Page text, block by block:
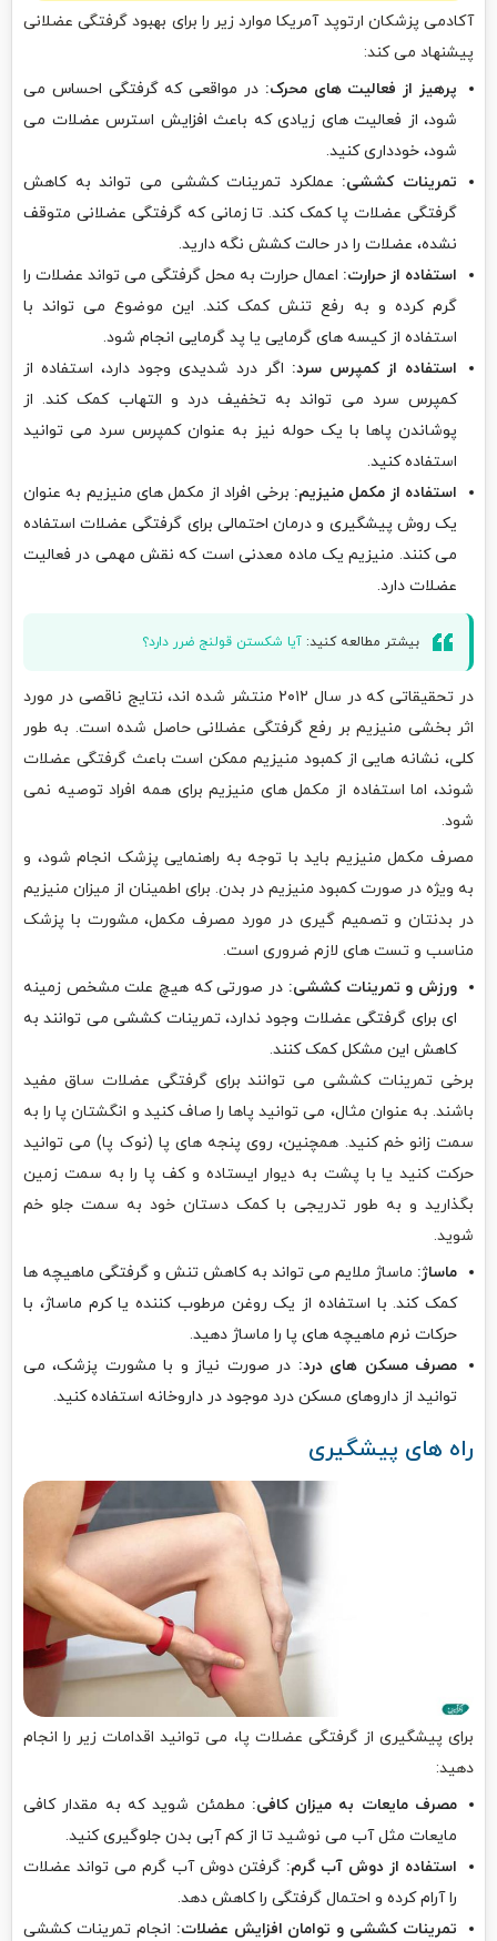
آکادمی پزشکان ارتوپد آمریکا موارد زیر را برای بهبود گرفتگی عضلانی
پیشنهاد می کند:
پرهیز از فعالیت های محرک: در مواقعی که گرفتگی احساس می
شود، از فعالیت های زیادی که باعث افزایش استرس عضلات می
شود، خودداری کنید.
تمرینات کششی: عملکرد تمرینات کششی می تواند به کاهش
گرفتگی عضلات پا کمک کند. تا زمانی که گرفتگی عضلانی متوقف
نشده، عضلات را در حالت کشش نگه دارید.
استفاده از حرارت: اعمال حرارت به محل گرفتگی می تواند عضلات را
گرم کرده و به رفع تنش کمک کند. این موضوع می تواند با
استفاده از کیسه های گرمایی یا پد گرمایی انجام شود.
استفاده از کمپرس سرد: اگر درد شدیدی وجود دارد، استفاده از
کمپرس سرد می تواند به تخفیف درد و التهاب کمک کند. از
پوشاندن پاها با یک حوله نیز به عنوان کمپرس سرد می توانید
استفاده کنید.
استفاده از مکمل منیزیم: برخی افراد از مکمل های منیزیم به عنوان
یک روش پیشگیری و درمان احتمالی برای گرفتگی عضلات استفاده
می کنند. منیزیم یک ماده معدنی است که نقش مهمی در فعالیت
عضلات دارد.
بیشتر مطالعه کنید: آیا شکستن قولنج ضرر دارد؟
در تحقیقاتی که در سال ۲۰۱۲ منتشر شده اند، نتایج ناقصی در مورد
اثر بخشی منیزیم بر رفع گرفتگی عضلانی حاصل شده است. به طور
کلی، نشانه هایی از کمبود منیزیم ممکن است باعث گرفتگی عضلات
شوند، اما استفاده از مکمل های منیزیم برای همه افراد توصیه نمی
شود.
مصرف مکمل منیزیم باید با توجه به راهنمایی پزشک انجام شود، و
به ویژه در صورت کمبود منیزیم در بدن. برای اطمینان از میزان منیزیم
در بدنتان و تصمیم گیری در مورد مصرف مکمل، مشورت با پزشک
مناسب و تست های لازم ضروری است.
ورزش و تمرینات کششی: در صورتی که هیچ علت مشخص زمینه
ای برای گرفتگی عضلات وجود ندارد، تمرینات کششی می توانند به
کاهش این مشکل کمک کنند.
برخی تمرینات کششی می توانند برای گرفتگی عضلات ساق مفید
باشند. به عنوان مثال، می توانید پاها را صاف کنید و انگشتان پا را به
سمت زانو خم کنید. همچنین، روی پنجه های پا (نوک پا) می توانید
حرکت کنید یا با پشت به دیوار ایستاده و کف پا را به سمت زمین
بگذارید و به طور تدریجی با کمک دستان خود به سمت جلو خم
شوید.
ماساژ: ماساژ ملایم می تواند به کاهش تنش و گرفتگی ماهیچه ها
کمک کند. با استفاده از یک روغن مرطوب کننده یا کرم ماساژ، با
حرکات نرم ماهیچه های پا را ماساژ دهید.
مصرف مسکن های درد: در صورت نیاز و با مشورت پزشک، می
توانید از داروهای مسکن درد موجود در داروخانه استفاده کنید.
راه های پیشگیری
برای پیشگیری از گرفتگی عضلات پا، می توانید اقدامات زیر را انجام
دهید:
مصرف مایعات به میزان کافی: مطمئن شوید که به مقدار کافی
مایعات مثل آب می نوشید تا از کم آبی بدن جلوگیری کنید.
استفاده از دوش آب گرم: گرفتن دوش آب گرم می تواند عضلات
را آرام کرده و احتمال گرفتگی را کاهش دهد.
تمرینات کششی و توامان افزایش عضلات: انجام تمرینات کششی